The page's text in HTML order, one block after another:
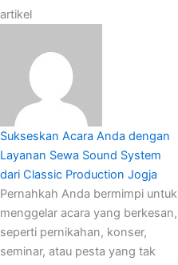
artikel
Sukseskan Acara Anda dengan
Layanan Sewa Sound System
dari Classic Production Jogja
Pernahkah Anda bermimpi untuk
menggelar acara yang berkesan,
seperti pernikahan, konser,
seminar, atau pesta yang tak